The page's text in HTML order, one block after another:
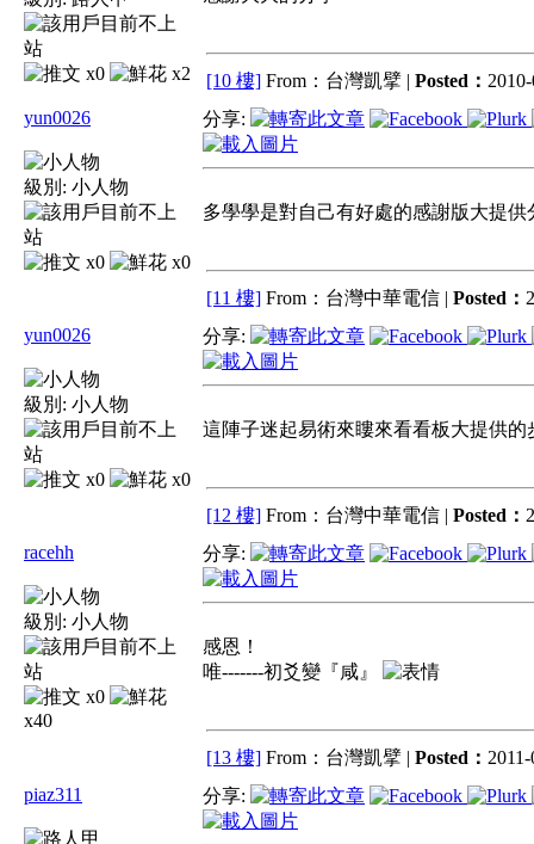
x0 x2 [10 樓] From：台灣凱擘 | Posted：
yun0026
級別: 小人物
x0 x0
分享:
多學學是對自己有好處的感謝版大提供
[11 樓] From：台灣中華電信 | Posted：
yun0026
級別: 小人物
x0 x0
分享:
這陣子迷起易術來瞜來看看板大提供
[12 樓] From：台灣中華電信 | Posted：
racehh
級別: 小人物
x0
x40
分享:
感恩！
唯-------初爻變『咸』
[13 樓] From：台灣凱擘 | Posted：
piaz311
分享: